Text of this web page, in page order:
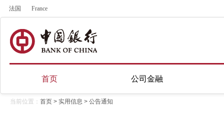
法国 France
首页 公司金融
当前位置： 首页 > 实用信息 > 公告通知